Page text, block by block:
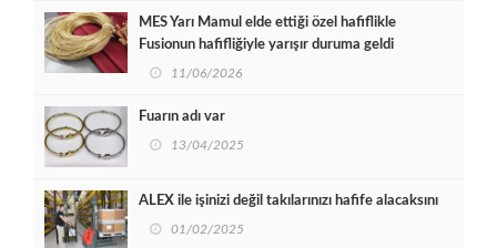
MES Yarı Mamul elde ettiği özel hafiflikle
Fusionun hafifliğiyle yarışır duruma geldi
11/06/2026
Fuarın adı var
13/04/2025
ALEX ile işinizi değil takılarınızı hafife alacaksını
01/02/2025